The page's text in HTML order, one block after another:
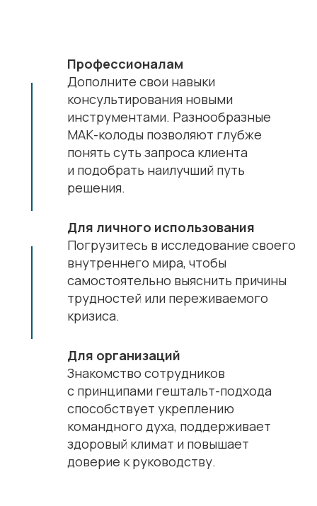
Профессионалам
Дополните свои навыки
консультирования новыми
инструментами. Разнообразные
МАК-колоды позволяют глубже
понять суть запроса клиента
и подобрать наилучший путь
решения.
Для личного использования
Погрузитесь в исследование своего
внутреннего мира, чтобы
самостоятельно выяснить причины
трудностей или переживаемого
кризиса.
Для организаций
Знакомство сотрудников
с принципами гештальт-подхода
способствует укреплению
командного духа, поддерживает
здоровый климат и повышает
доверие к руководству.